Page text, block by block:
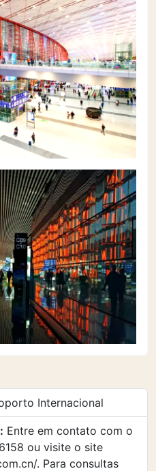
Internacional
Entre em contato com o
ou visite o site
. Para consultas